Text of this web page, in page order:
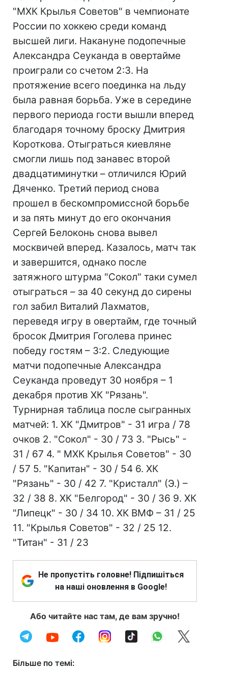
"МХК Крылья Советов" в чемпионате
России по хоккею среди команд
высшей лиги. Накануне подопечные
Александра Сеуканда в овертайме
проиграли со счетом 2:3. На
протяжение всего поединка на льду
была равная борьба. Уже в середине
первого периода гости вышли вперед
благодаря точному броску Дмитрия
Короткова. Отыграться киевляне
смогли лишь под занавес второй
двадцатиминутки – отличился Юрий
Дяченко. Третий период снова
прошел в бескомпромиссной борьбе
и за пять минут до его окончания
Сергей Белоконь снова вывел
москвичей вперед. Казалось, матч так
и завершится, однако после
затяжного штурма "Сокол" таки сумел
отыграться – за 40 секунд до сирены
гол забил Виталий Лахматов,
переведя игру в овертайм, где точный
бросок Дмитрия Гоголева принес
победу гостям – 3:2. Следующие
матчи подопечные Александра
Сеуканда проведут 30 ноября – 1
декабря против ХК "Рязань".
Турнирная таблица после сыгранных
матчей: 1. ХК "Дмитров" - 31 игра / 78
очков 2. "Сокол" - 30 / 73 3. "Рысь" -
31 / 67 4. " МХК Крылья Советов" - 30
/ 57 5. "Капитан" - 30 / 54 6. ХК
"Рязань" - 30 / 42 7. "Кристалл" (Э.) –
32 / 38 8. ХК "Белгород" - 30 / 36 9. ХК
"Липецк" - 30 / 34 10. ХК ВМФ – 31 / 25
11. "Крылья Советов" - 32 / 25 12.
"Титан" - 31 / 23
Не пропустіть головне! Підпишіться
на наші оновлення в Google!
Або читайте нас там, де вам зручно!
Більше по темі: